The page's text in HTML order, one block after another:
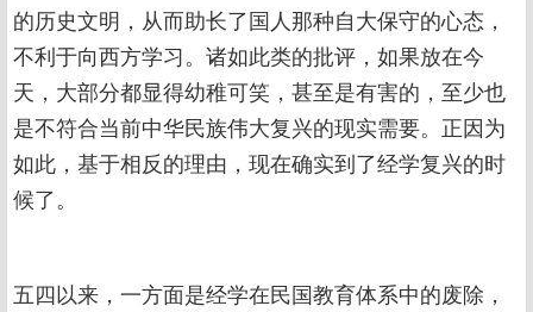
的历史文明，从而助长了国人那种自大保守的心态，
不利于向西方学习。诸如此类的批评，如果放在今
天，大部分都显得幼稚可笑，甚至是有害的，至少也
是不符合当前中华民族伟大复兴的现实需要。正因为
如此，基于相反的理由，现在确实到了经学复兴的时
候了。
五四以来，一方面是经学在民国教育体系中的废除，